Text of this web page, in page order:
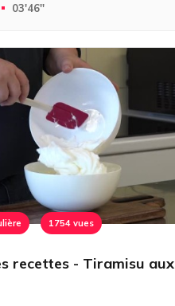
03'46''
1754 vues
recettes - Tiramisu aux